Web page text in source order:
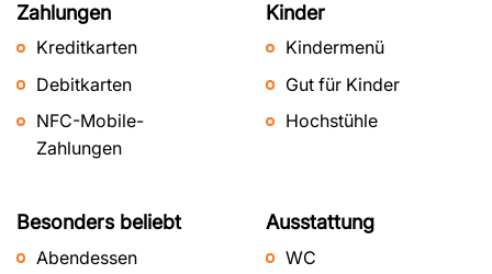
Zahlungen
Kreditkarten
Debitkarten
NFC-Mobile-
Zahlungen
Kinder
Kindermenü
Gut für Kinder
Hochstühle
Besonders beliebt
Abendessen
Ausstattung
WC